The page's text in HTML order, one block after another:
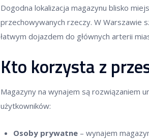
Dogodna lokalizacja magazynu blisko
przechowywanych rzeczy. W Warszawie
łatwym dojazdem do głównych arterii
Kto korzysta z
Magazyny na wynajem są rozwiązaniem
użytkowników:
Osoby prywatne – wynajem